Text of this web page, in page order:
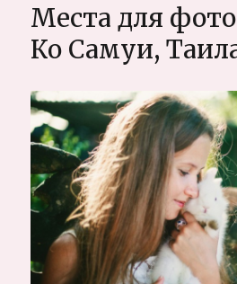
Дворец
Монсеррат
и
фотосессия
Места для
Ко Самуи,